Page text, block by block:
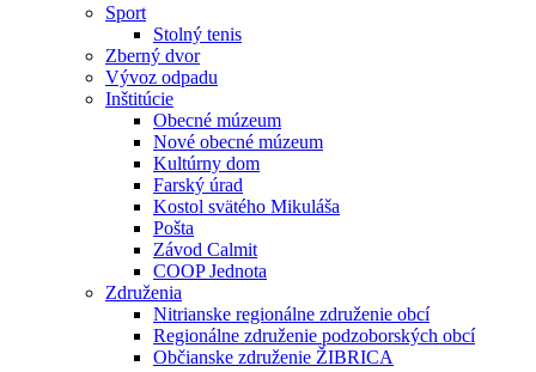
Sport
Stolný tenis
Zberný dvor
Vývoz odpadu
Inštitúcie
Obecné múzeum
Nové obecné múzeum
Kultúrny dom
Farský úrad
Kostol svätého Mikuláša
Pošta
Závod Calmit
COOP Jednota
Združenia
Nitrianske regionálne združenie obcí
Regionálne združenie podzoborských obcí
Občianske združenie ŽIBRICA